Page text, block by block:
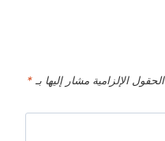
الحقول الإلزامية مشار إليها بـ *